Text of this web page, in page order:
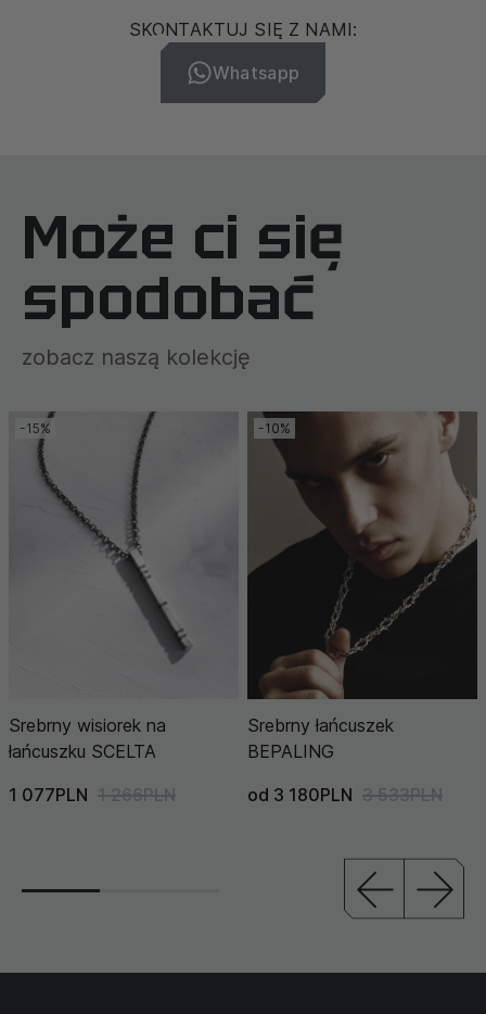
SKONTAKTUJ SIĘ Z NAMI:
Whatsapp
Może ci się
spodobać
zobacz naszą kolekcję
-15%
Srebrny wisiorek na
łańcuszku SCELTA
1 077PLN 1 266PLN
-10%
Srebrny łańcuszek
BEPALING
od 3 180PLN 3 533PLN